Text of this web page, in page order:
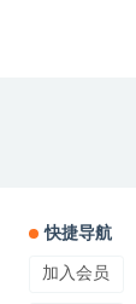
快捷导航
加入会员